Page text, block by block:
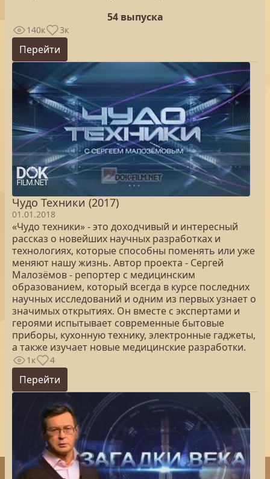
54 выпуска
140к 3к
Перейти
Чудо Техники (2017)
01.01.2018
«Чудо техники» - это доходчивый и интересный
рассказ о новейших научных разработках и
технологиях, которые способны поменять или уже
меняют нашу жизнь. Автор проекта - Сергей
Малозёмов - репортер с медицинским
образованием, который всегда в курсе последних
научных исследований и одним из первых узнает о
значимых открытиях. Он вместе с экспертами и
героями испытывает современные бытовые
приборы, кухонную технику, электронные гаджеты,
а также изучает новые медицинские разработки.
1к 4
Перейти